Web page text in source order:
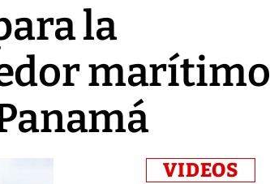
la
marítimo
VIDEOS